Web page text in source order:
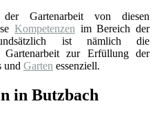
Gartenarbeit von diesen
Kompetenzen im Bereich der
ist nämlich die
zur Erfüllung der
und Garten essenziell.
in Butzbach